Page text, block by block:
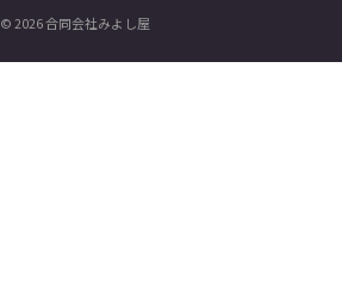
© 2026 合同会社みよし屋